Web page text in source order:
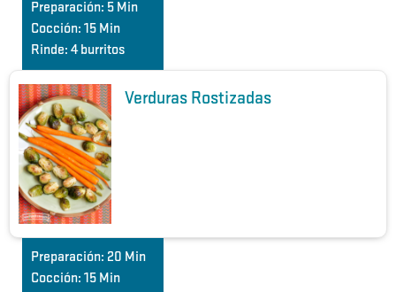
Preparación: 5 Min
Cocción: 15 Min
Rinde: 4 burritos
Verduras Rostizadas
Preparación: 20 Min
Cocción: 15 Min